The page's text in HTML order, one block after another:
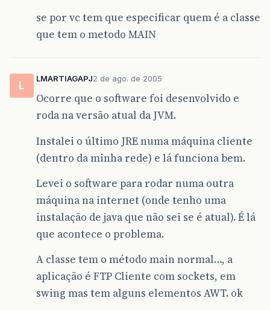
se por vc tem que especificar quem é a classe
que tem o metodo MAIN
L
LMARTIAGAPJ2 de ago. de 2005
Ocorre que o software foi desenvolvido e
roda na versão atual da JVM.
Instalei o último JRE numa máquina cliente
(dentro da minha rede) e lá funciona bem.
Levei o software para rodar numa outra
máquina na internet (onde tenho uma
instalação de java que não sei se é atual). É lá
que acontece o problema.
A classe tem o método main normal…, a
aplicação é FTP Cliente com sockets, em
swing mas tem alguns elementos AWT. ok